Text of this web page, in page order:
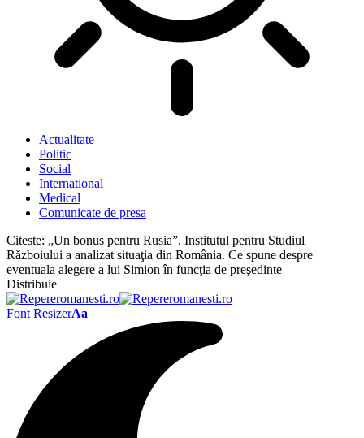
Actualitate
Politic
Social
International
Medical
Comunicate de presa
Citeste: „Un bonus pentru Rusia”. Institutul pentru Studiul
Războiului a analizat situaţia din România. Ce spune despre
eventuala alegere a lui Simion în funcţia de preşedinte
Distribuie
Font ResizerAa